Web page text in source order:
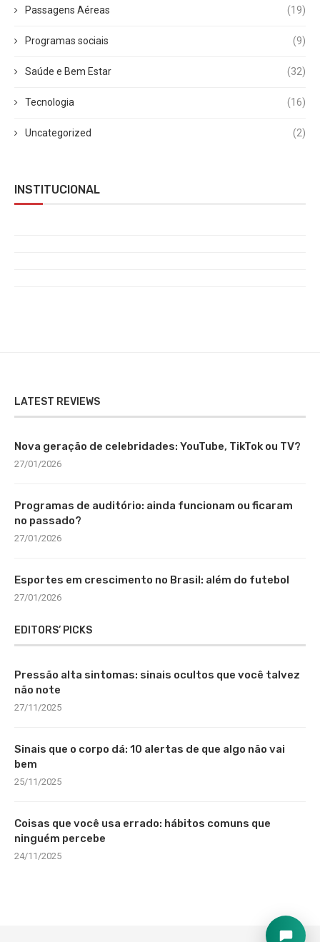
Passagens Aéreas (19)
Programas sociais (9)
Saúde e Bem Estar (32)
Tecnologia (16)
Uncategorized (2)
INSTITUCIONAL
LATEST REVIEWS
Nova geração de celebridades: YouTube, TikTok ou TV?
27/01/2026
Programas de auditório: ainda funcionam ou ficaram
no passado?
27/01/2026
Esportes em crescimento no Brasil: além do futebol
27/01/2026
EDITORS’ PICKS
Pressão alta sintomas: sinais ocultos que você talvez
não note
27/11/2025
Sinais que o corpo dá: 10 alertas de que algo não vai
bem
25/11/2025
Coisas que você usa errado: hábitos comuns que
ninguém percebe
24/11/2025